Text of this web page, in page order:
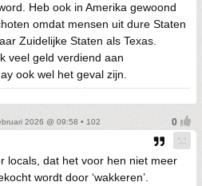
Heb ook in Amerika gewoond
omdat mensen uit dure Staten
Zuidelijke Staten als Texas.
veel geld verdiend aan
ook wel het geval zijn.
2026 @ 09:58 • 102
locals, dat het voor hen niet meer
wordt door ‘wakkeren’.